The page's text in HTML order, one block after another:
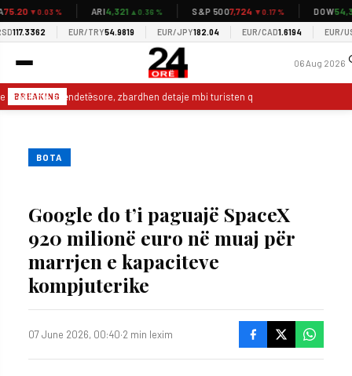
▼0.03 % ARI4,321▲0.36 % S&P 5007,724▼0.17 % DOW
117.3362 EUR/TRY54.9819 EUR/JPY182.04 EUR/CAD1.6194 EUR/USD
06 Aug 2026
BREAKING
probleme shëndetësore, zbardhen detaje mbi turisten që humbi jetën në
BOTA
Google do t’i paguajë SpaceX
920 milionë euro në muaj për
marrjen e kapaciteve
kompjuterike
07 June 2026, 00:40·2 min lexim